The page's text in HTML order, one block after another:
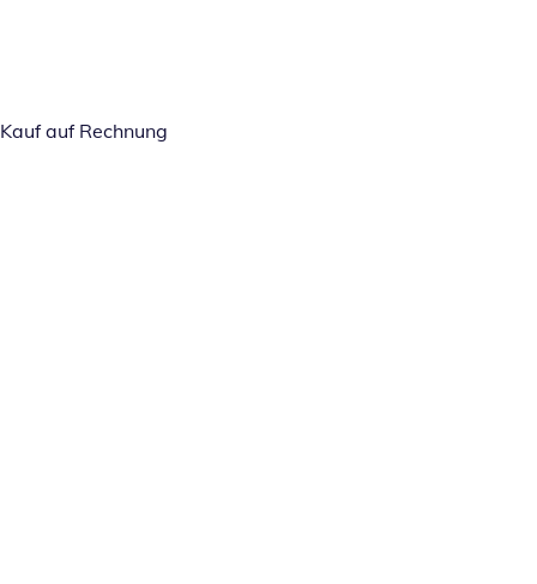
Kauf auf Rechnung